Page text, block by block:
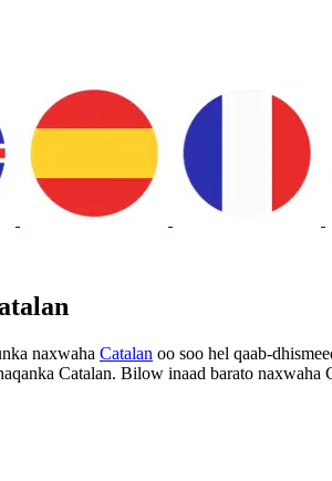
naxwaha Catalan oo soo hel qaab-
Catalan. Bilow inaad barato naxwaha